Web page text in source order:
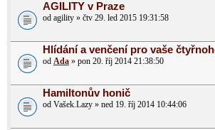
AGILITY v Praze
od agility » čtv 29. led 2015 19:31:58
Hlídání a venčení pro vaše
od Ada » pon 20. říj 2014 21:38:50
Hamiltonův honič
od Vašek.Lazy » ned 19. říj 2014 10:44:06